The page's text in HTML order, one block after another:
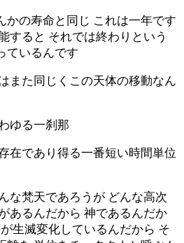
かの寿命と同じ これは一年です
すると それでは終わりという
ているんです
また同じくこの天体の移動なん
ゆる一刹那
在であり得る一番短い時間単位
な梵天であろうが どんな高次
あるんだから 神であるんだか
生滅変化しているんだから そ